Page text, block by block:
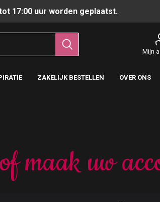
17:00 uur worden geplaatst.
Mijn
ZAKELIJK BESTELLEN OVER ONS
maak uw